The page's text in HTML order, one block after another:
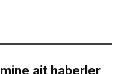
ait haberler